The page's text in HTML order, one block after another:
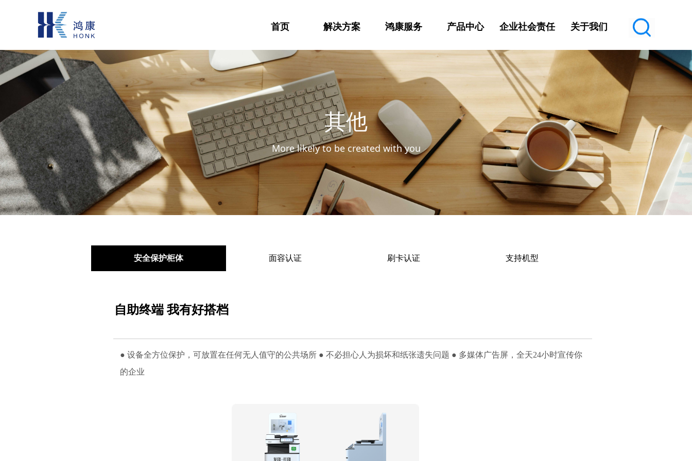
首页 解决方案 鸿康服务 产品中心 企业社会责任 关于我们
安全保护柜体 面容认证 刷卡认证 支持机型
自助终端 我有好搭档
● 设备全方位保护，可放置在任何无人值守的公共场所 ● 不必担心人为损坏和纸张遗失问题 ● 多媒体广告屏，全天24小时宣传你
的企业
其他
More likely to be created with you